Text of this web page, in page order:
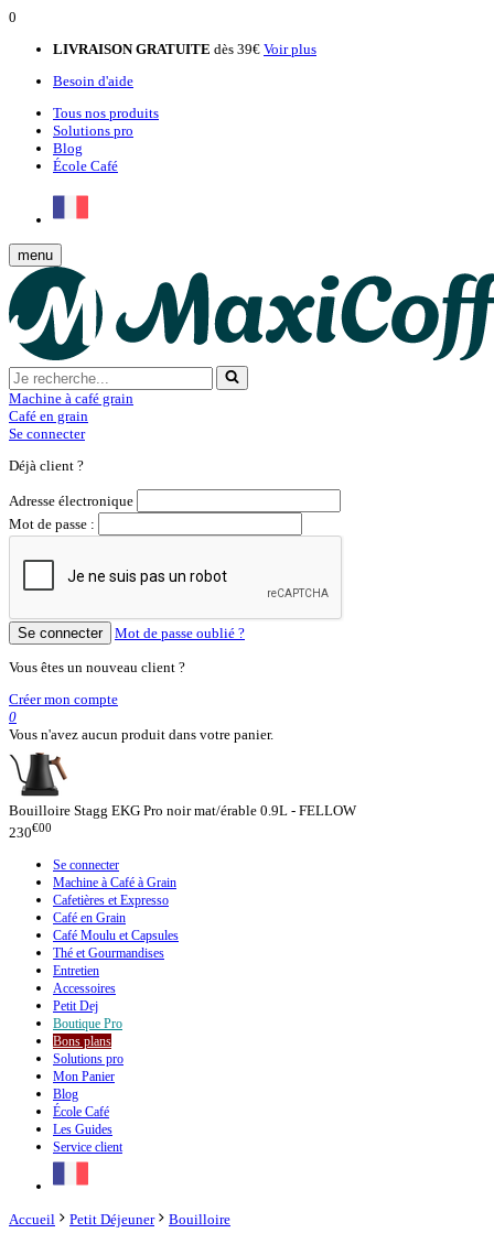
0
LIVRAISON GRATUITE dès 39€ Voir plus
Besoin d'aide
Tous nos produits
Solutions pro
Blog
École Café
menu
Machine à café grain
Café en grain
Se connecter
Déjà client ?
Adresse électronique
Mot de passe :
Se connecter Mot de passe oublié ?
Vous êtes un nouveau client ?
Créer mon compte
0
Vous n'avez aucun produit dans votre panier.
Bouilloire Stagg EKG Pro noir mat/érable 0.9L - FELLOW
230€00
Se connecter
Machine à Café à Grain
Cafetières et Expresso
Café en Grain
Café Moulu et Capsules
Thé et Gourmandises
Entretien
Accessoires
Petit Dej
Boutique Pro
Bons plans
Solutions pro
Mon Panier
Blog
École Café
Les Guides
Service client
Accueil Petit Déjeuner Bouilloire